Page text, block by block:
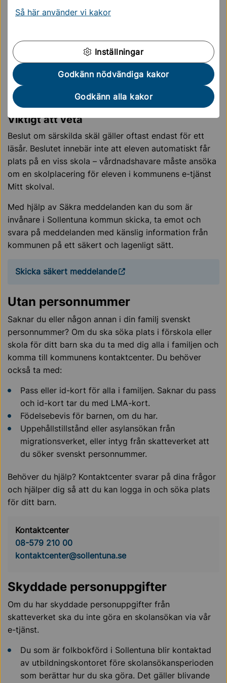
Så här använder vi kakor
Inställningar
Godkänn nödvändiga kakor
Godkänn alla kakor
08-579 210 00
Om anmälan ska göras i samband med en skolansökan
kan det göras i e-tjänsten:
E-tjänsten Mitt Skolval
Viktigt att veta
Beslut om särskilda skäl gäller oftast endast för ett
läsår. Beslutet innebär inte att eleven automatiskt får
plats på en viss skola – vårdnadshavare måste ansöka
om en skolplacering för eleven i kommunens e-tjänst
Mitt skolval.
Med hjälp av Säkra meddelanden kan du som är
invånare i Sollentuna kommun skicka, ta emot och
svara på meddelanden med känslig information från
kommunen på ett säkert och lagenligt sätt.
Skicka säkert meddelande
Utan personnummer
Saknar du eller någon annan i din familj svenskt
personnummer? Om du ska söka plats i förskola eller
skola för ditt barn ska du ta med dig alla i familjen och
komma till kommunens kontaktcenter. Du behöver
också ta med:
Pass eller id-kort för alla i familjen. Saknar du pass
och id-kort tar du med LMA-kort.
Födelsebevis för barnen, om du har.
Uppehållstillstånd eller asylansökan från
migrationsverket, eller intyg från skatteverket att
du söker svenskt personnummer.
Behöver du hjälp? Kontaktcenter svarar på dina frågor
och hjälper dig så att du kan logga in och söka plats
för ditt barn.
Kontaktcenter
08-579 210 00
kontaktcenter@sollentuna.se
Skyddade personuppgifter
Om du har skyddade personuppgifter från
skatteverket ska du inte göra en skolansökan via vår
e-tjänst.
Du som är folkbokförd i Sollentuna blir kontaktad
av utbildningskontoret före skolansökansperioden
som berättar hur du ska göra. Det gäller blivande